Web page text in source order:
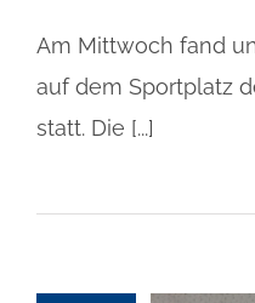
Am Mittwoch fand
auf dem Sportplatz
statt. Die [...]